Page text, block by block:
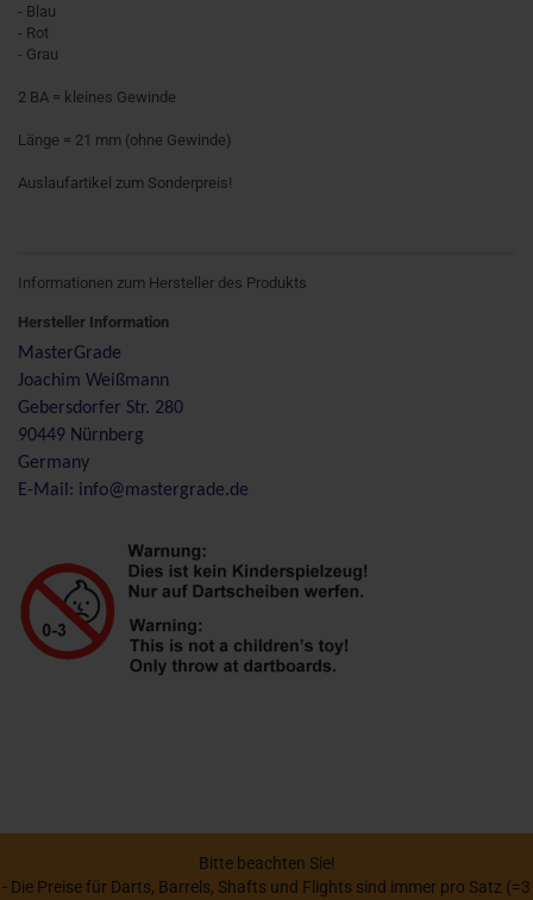
- Blau
- Rot
- Grau
2 BA = kleines Gewinde
Länge = 21 mm (ohne Gewinde)
Auslaufartikel zum Sonderpreis!
Informationen zum Hersteller des Produkts
Hersteller Information
MasterGrade
Joachim Weißmann
Gebersdorfer Str. 280
90449 Nürnberg
Germany
E-Mail: info@mastergrade.de
Bitte beachten Sie!
- Die Preise für Darts, Barrels, Shafts und Flights sind immer pro Satz (=3